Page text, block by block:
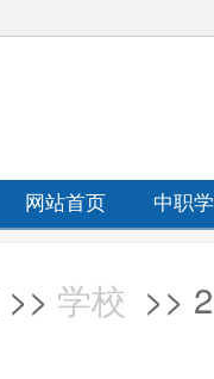
网站首页 中职
>> 学校 >>